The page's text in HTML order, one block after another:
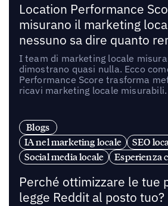
Location Performance
misurano il marketing
nessuno sa dire quanto
I team di marketing locale
dimostrano quasi nulla. Ecco
Performance Score trasforma
ricavi marketing locale misurabili.
Blogs
IA nel marketing locale
SEO
Social media locale
Esperienza
Perché ottimizzare le tue
legge Reddit al posto tuo?